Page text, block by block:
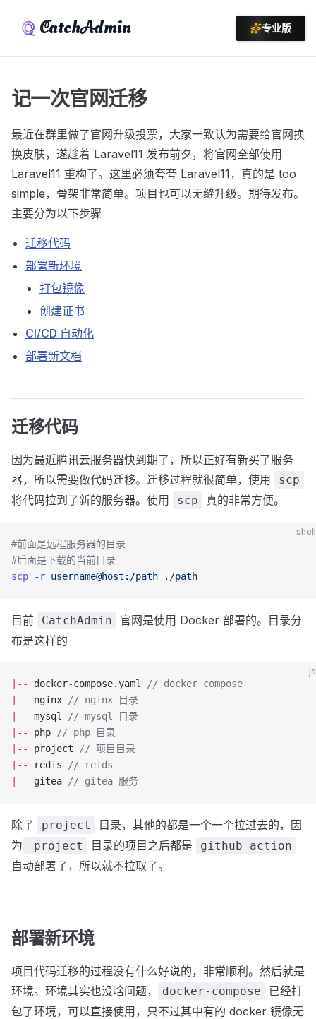
CatchAdmin 专业版
记一次官网迁移
最近在群里做了官网升级投票，大家一致认为需要给官网换
换皮肤，遂趁着 Laravel11 发布前夕，将官网全部使用
Laravel11 重构了。这里必须夸夸 Laravel11，真的是 too
simple，骨架非常简单。项目也可以无缝升级。期待发布。
主要分为以下步骤
迁移代码
部署新环境
打包镜像
创建证书
CI/CD 自动化
部署新文档
迁移代码
因为最近腾讯云服务器快到期了，所以正好有新买了服务
器，所以需要做代码迁移。迁移过程就很简单，使用
scp
将代码拉到了新的服务器。使用 scp 真的非常方便。
shell
#前面是远程服务器的目录
#后面是下载的当前目录
scp -r username@host:/path ./path
目前 CatchAdmin
官网是使用 Docker 部署的。目录分
布是这样的
js
|-- docker-compose.yaml
// docker compose
|--
nginx
// nginx 目录
|--
mysql
// mysql 目录
|--
php
// php 目录
|--
project
// 项目目录
|--
redis
// reids
|--
gitea // gitea 服务
除了 project
目录，其他的都是一个一个拉过去的，因
为
project 目录的项目之后都是 github action
自动部署了，所以就不拉取了。
部署新环境
项目代码迁移的过程没有什么好说的，非常顺利。然后就是
环境。环境其实也没啥问题，
docker-compose
已经打
包了环境，可以直接使用，只不过其中有的 docker 镜像无